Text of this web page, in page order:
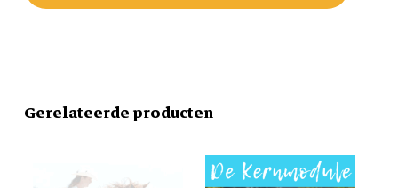
Gerelateerde producten